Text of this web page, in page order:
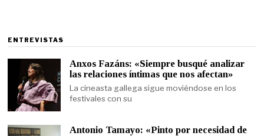
ENTREVISTAS
Anxos Fazáns: «Siempre busqué analizar
las relaciones íntimas que nos afectan»
La cineasta gallega sigue moviéndose en los
festivales con su
Antonio Tamayo: «Pinto por necesidad de